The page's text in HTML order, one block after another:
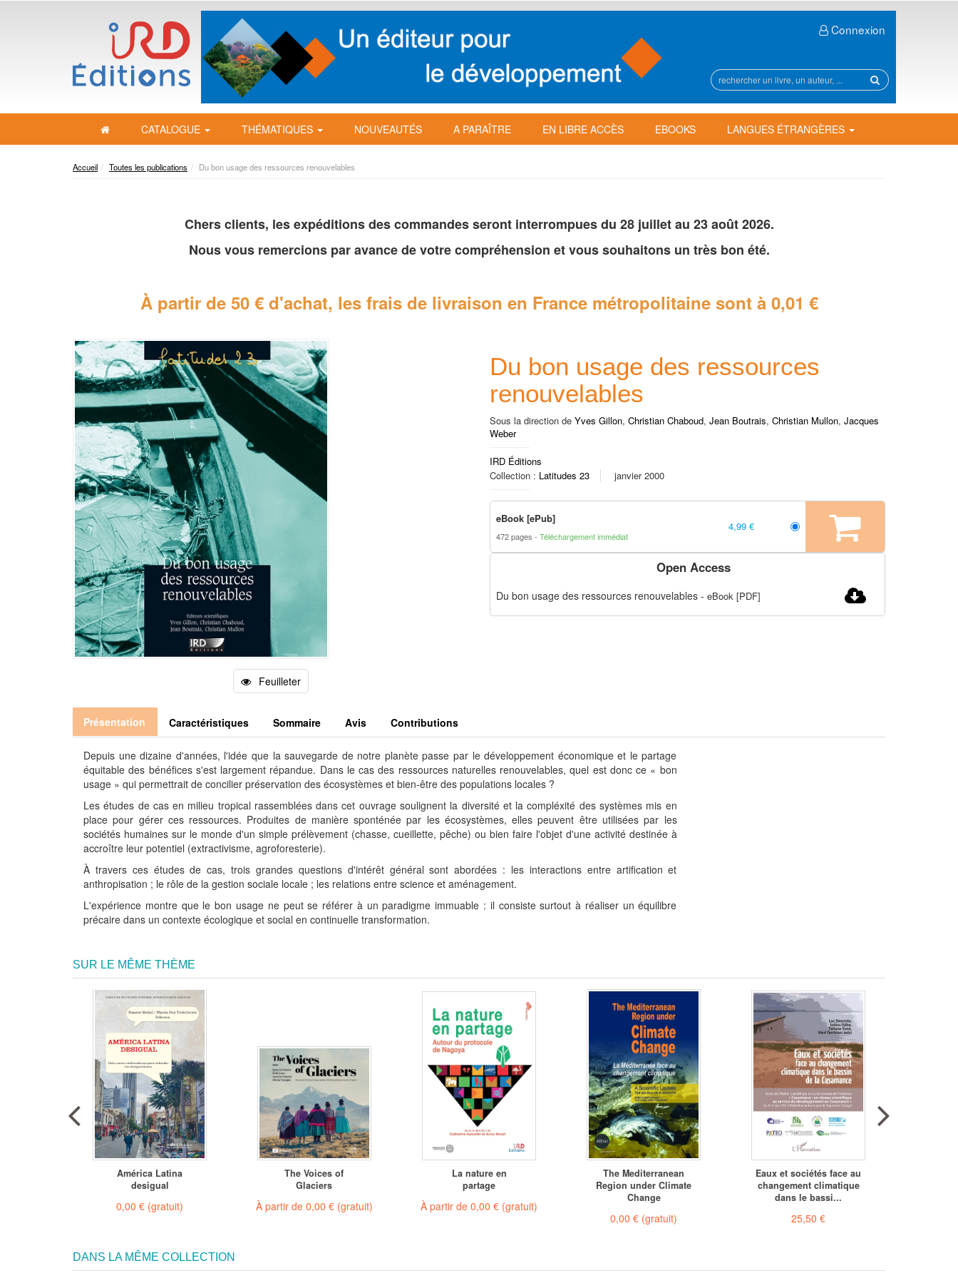
Connexion
sur
site
CATALOGUE
THÉMATIQUES NOUVEAUTÉS A PARAÎTRE EN LIBRE ACCÈS EBOOKS LANGUES ÉTRANGÈRES
Accueil Toutes les publications Du bon usage des ressources renouvelables
Chers clients, les expéditions des commandes seront interrompues du 28 juillet au 23 août 2026.
Nous vous remercions par avance de votrecompréhension et vous souhaitons un très bon été.
À partir de 50 € d'achat, les frais de livraison en France métropolitainesont à 0,01 €
Feuilleter
Du bon usage des ressources
renouvelables
Sous la direction de Yves Gillon, Christian Chaboud, Jean Boutrais, Christian Mullon, Jacques
Weber
IRD Éditions
Collection : Latitudes 23 janvier 2000
eBook [ePub]
472 pages Téléchargement immédiat
4,99 €
Open Access
Du bon usage des ressources renouvelables - eBook [PDF]
Présentation Caractéristiques Sommaire Avis Contributions
Depuis une dizaine d'années, l'idée que la sauvegarde de notre planète passe par le développement économique et le partage
équitable des bénéfices s'est largement répandue. Dans le cas des ressources naturelles renouvelables, quel est donc ce « bon
usage » qui permettrait de concilier préservation des écosystèmes et bien-être des populations locales ?
Les études de cas en milieu tropical rassemblées dans cet ouvrage soulignent la diversité et la compléxité des systèmes mis en
place pour gérer ces ressources. Produites de manière sponténée par les écosystèmes, elles peuvent être utilisées par les
sociétés humaines sur le monde d'un simple prélèvement (chasse, cueillette, pêche) ou bien faire l'objet d'une activité destinée à
accroître leur potentiel (extractivisme, agroforesterie).
À travers ces études de cas, trois grandes questions d'intérêt général sont abordées : les interactions entre artification et
anthropisation ; le rôle de la gestion sociale locale ; les relations entre science et aménagement.
L'expérience montre que le bon usage ne peut se référer à un paradigme immuable : il consiste surtout à réaliser un équilibre
précaire dans un contexte écologique et social en continuelle transformation.
SUR LE MÊME THÈME
América Latina
desigual
0,00 € (gratuit)
The Voices of
Glaciers
À partir de 0,00 € (gratuit)
La nature en
partage
À partir de 0,00 € (gratuit)
The Mediterranean
Region under Climate
Change
0,00 € (gratuit)
Eaux et sociétés face au
changement climatique
dans le bassi...
25,50 €
DANS LA MÊME COLLECTION